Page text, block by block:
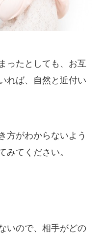
ったとしても、お互
れば、自然と近付い
方がわからないよう
みてください。
いので、相手がどの